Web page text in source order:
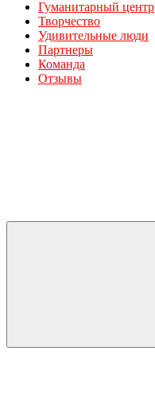
Гуманитарный центр
Творчество
Удивительные люди
Партнеры
Команда
Отзывы